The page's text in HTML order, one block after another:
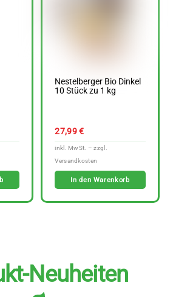
Nestelberger Bio Dinkel
10 Stück zu 1 kg
27,99€
In den Warenkorb
Neuheiten